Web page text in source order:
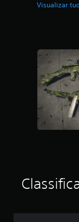
Visualizar